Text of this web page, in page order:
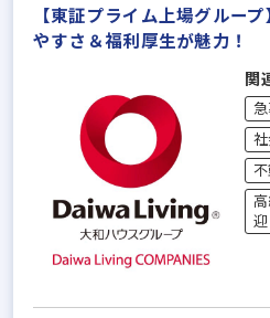
【東証プライム上場グルー
やすさ＆福利厚⽣が魅力！
関
迎